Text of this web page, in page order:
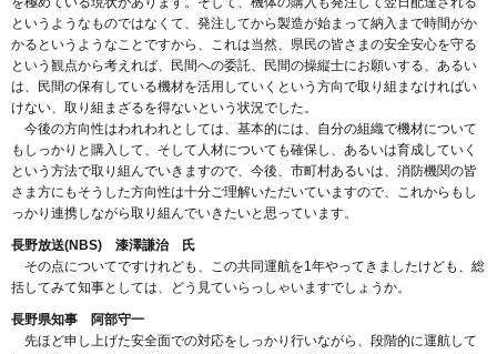
というようなものではなくて、発注してから製造が始まって納入まで時間がか
かるというようなことですから、これは当然、県民の皆さまの安全安心を守る
という観点から考えれば、民間への委託、民間の操縦士にお願いする、あるい
は、民間の保有している機材を活用していくという方向で取り組まなければい
けない、取り組まざるを得ないという状況でした。
今後の方向性はわれわれとしては、基本的には、自分の組織で機材について
もしっかりと購入して、そして人材についても確保し、あるいは育成していく
という方法で取り組んでいきますので、今後、市町村あるいは、消防機関の皆
さま方にもそうした方向性は十分ご理解いただいていますので、これからもし
っかり連携しながら取り組んでいきたいと思っています。
長野放送(NBS) 漆澤謙治 氏
その点についてですけれども、この共同運航を1年やってきましたけども、総
括してみて知事としては、どう見ていらっしゃいますでしょうか。
長野県知事 阿部守一
先ほど申し上げた安全面での対応をしっかり行いながら、段階的に運航して